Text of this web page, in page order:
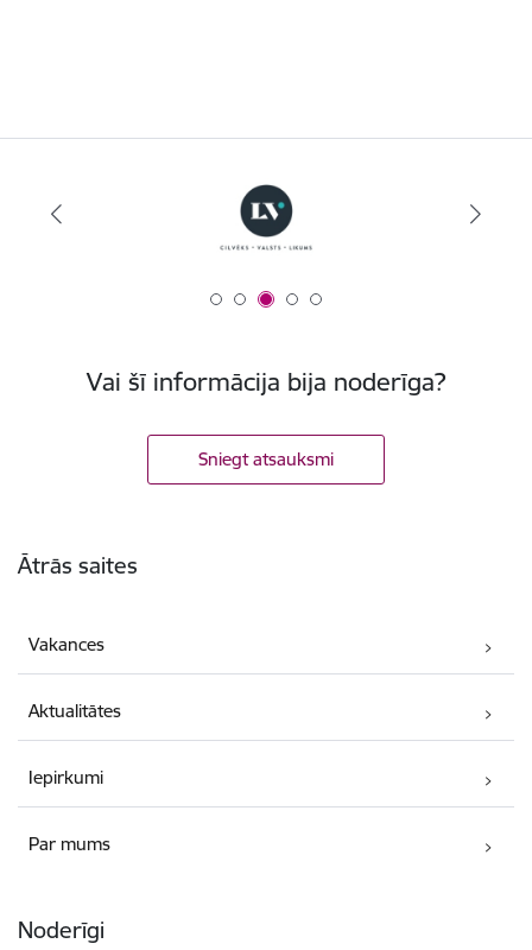
Vai šī informācija bija noderīga?
Sniegt atsauksmi
Ātrās saites
Vakances
Aktualitātes
Iepirkumi
Par mums
Noderīgi